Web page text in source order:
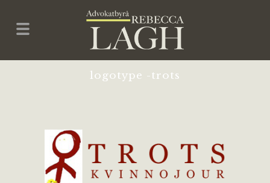
logotype -trots